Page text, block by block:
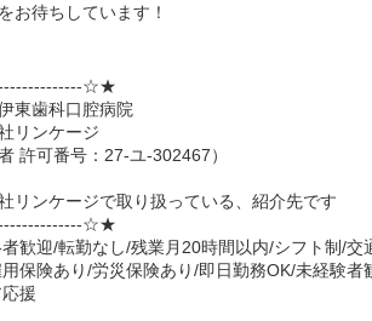
お待ちしています！
☆★
東歯科口腔病院
リンケージ
許可番号：27-ユ-302467）
リンケージで取り扱っている、紹介先です
☆★
歓迎/転勤なし/残業月20時間以内/シフト制/交
保険あり/労災保険あり/即日勤務OK/未経験者
援